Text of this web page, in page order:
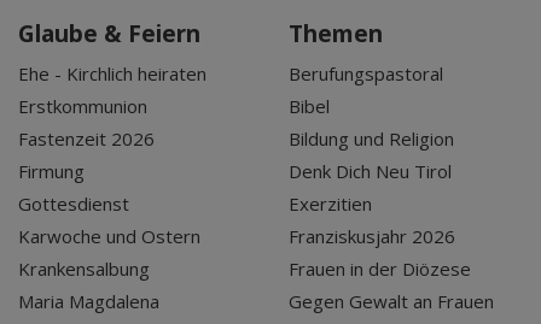
Glaube & Feiern
Ehe - Kirchlich heiraten
Erstkommunion
Fastenzeit 2026
Firmung
Gottesdienst
Karwoche und Ostern
Krankensalbung
Maria Magdalena
Themen
Berufungspastoral
Bibel
Bildung und Religion
Denk Dich Neu Tirol
Exerzitien
Franziskusjahr 2026
Frauen in der Diözese
Gegen Gewalt an Frauen